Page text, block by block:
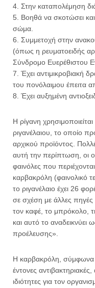
4. Στην καταπολέμηση
5. Βοηθά να σκοτώσει
σώμα.
6. Συμμετοχή στην
(όπως η ρευματοειδής
Σύνδρομο Ευερέθιστου
7. Έχει αντιμικροβιακή
του πονόλαιμου έπειτα
8. Έχει αυξημένη
Η ρίγανη
ριγανέλαιου, το οποίο
αρχικού προϊόντος.
αυτή την περίπτωση, οι
φαινόλες που
καρβακρόλη (φαινολικό
το ριγανέλαιο έχει 26
σε σχέση με άλλες
τον καφέ, το μπρόκολο,
και αυτό το αναδεικνύει
προέλευσης».
Η καρβακρόλη, σύμφωνα
έντονες αντιβακτηριακές,
ιδιότητες για τον